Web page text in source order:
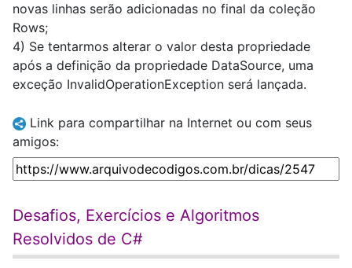
novas linhas serão adicionadas no final da coleção
Rows;
4) Se tentarmos alterar o valor desta propriedade
após a definição da propriedade DataSource, uma
exceção InvalidOperationException será lançada.
Link para compartilhar na Internet ou com seus
amigos:
Desafios, Exercícios e Algoritmos
Resolvidos de C#